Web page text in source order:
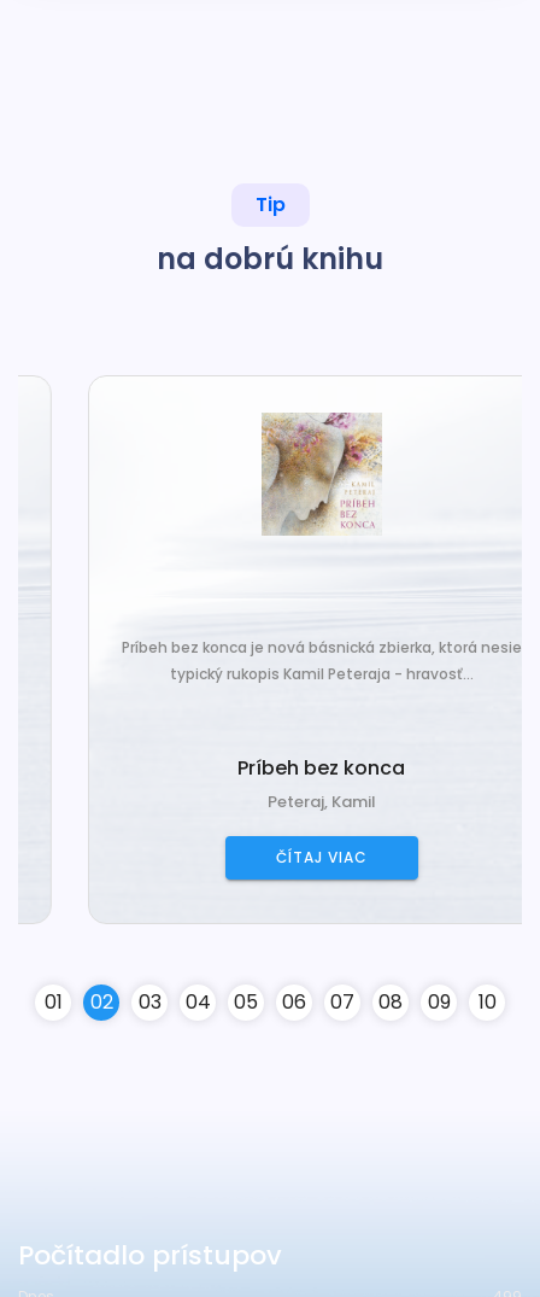
Tip
na dobrú knihu
Príbeh bez konca je nová básnická zbierka, ktorá nesie
typický rukopis Kamil Peteraja - hravosť...
Príbeh bez konca
Peteraj, Kamil
ČÍTAJ VIAC
01 02 03 04 05 06 07 08 09 10
Počítadlo prístupov